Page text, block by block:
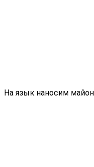
На язык наносим